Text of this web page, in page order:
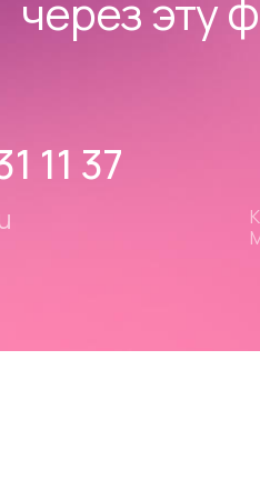
через эту
11 37